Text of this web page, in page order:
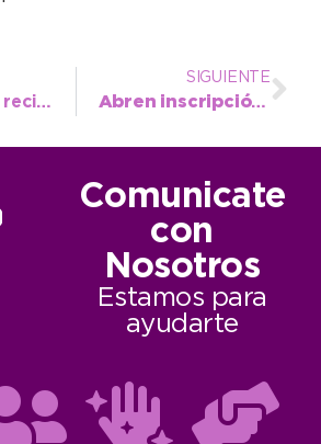
El Intendente recibió al Coro Alta Mira en vistas a la Coraliada de octubre
SIGUIENTE
Abren inscripción local para participar en la Feria “Caminos y Sabores”
Comunicate
con
Nosotros
Estamos para
ayudarte